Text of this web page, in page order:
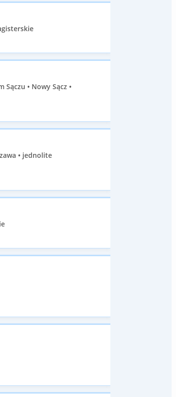
• Nowy Sącz •
• jednolite